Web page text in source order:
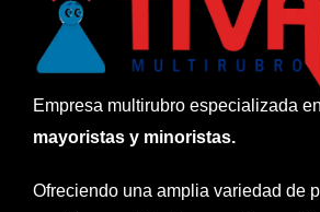
Empresa multirubro especializada en
mayoristas y minoristas.
Ofreciendo una amplia variedad de